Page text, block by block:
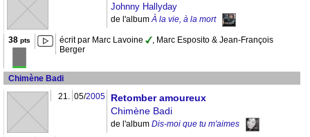
Johnny Hallyday
de l'album À la vie, à la mort
38 pts écrit par Marc Lavoine
, Marc Esposito & Jean-François
Berger
Chimène Badi
21.
05/2005
Retomber amoureux
Chimène Badi
de l'album Dis-moi que tu m'aimes